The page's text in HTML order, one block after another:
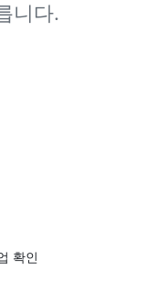
니다.
확인